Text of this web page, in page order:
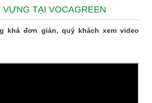
TẠI VOCAGREEN
khá đơn giản, quý khách xem video